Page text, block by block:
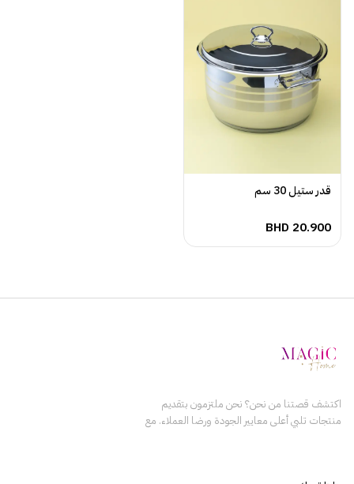
قدر ستيل 30 سم
BHD 20.900
اكتشف قصتنا من نحن؟ نحن ملتزمون بتقديم
منتجات تلبي أعلى معايير الجودة ورضا العملاء. مع